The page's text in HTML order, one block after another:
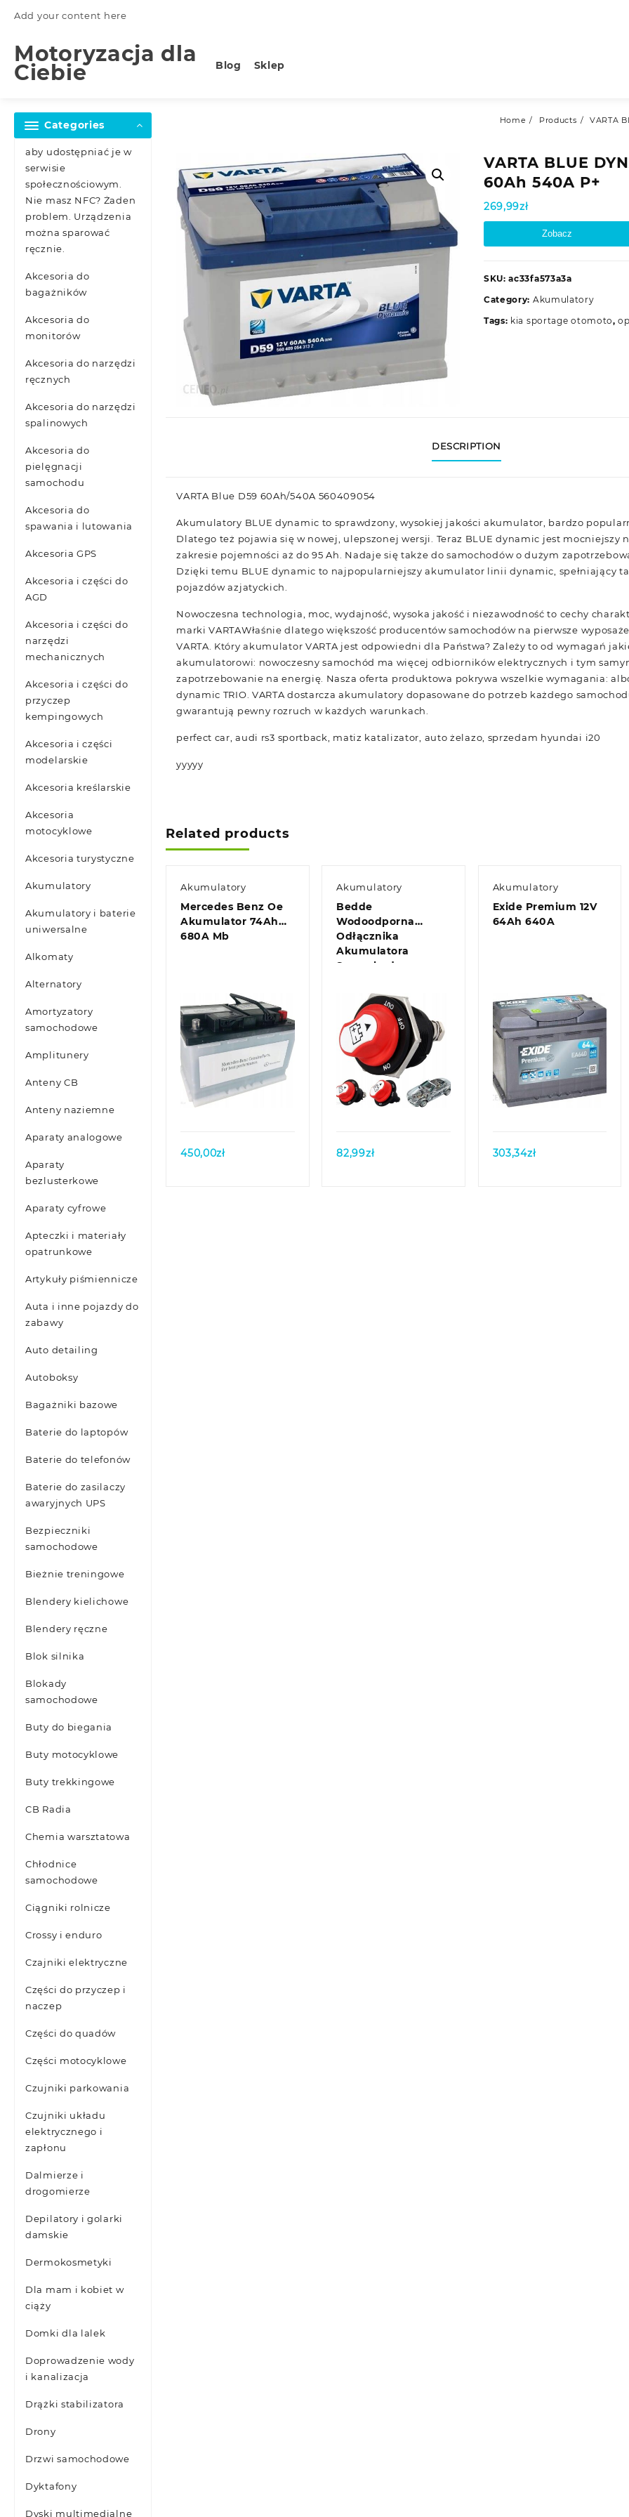
Add your content here
Motoryzacja dla
Ciebie Blog Sklep
Categories
aby udostępniać je w
serwisie
społecznościowym.
Nie masz NFC? Żaden
problem. Urządzenia
można sparować
ręcznie.
Akcesoria do
bagażników
Akcesoria do
monitorów
Akcesoria do narzędzi
ręcznych
Akcesoria do narzędzi
spalinowych
Akcesoria do
pielęgnacji
samochodu
Akcesoria do
spawania i lutowania
Akcesoria GPS
Akcesoria i części do
AGD
Akcesoria i części do
narzędzi
mechanicznych
Akcesoria i części do
przyczep
kempingowych
Akcesoria i części
modelarskie
Akcesoria kreślarskie
Akcesoria
motocyklowe
Akcesoria turystyczne
Akumulatory
Akumulatory i baterie
uniwersalne
Alkomaty
Alternatory
Amortyzatory
samochodowe
Amplitunery
Anteny CB
Anteny naziemne
Aparaty analogowe
Aparaty
bezlusterkowe
Aparaty cyfrowe
Apteczki i materiały
opatrunkowe
Artykuły piśmiennicze
Auta i inne pojazdy do
zabawy
Auto detailing
Autoboksy
Bagażniki bazowe
Baterie do laptopów
Baterie do telefonów
Baterie do zasilaczy
awaryjnych UPS
Bezpieczniki
samochodowe
Bieżnie treningowe
Blendery kielichowe
Blendery ręczne
Blok silnika
Blokady
samochodowe
Buty do biegania
Buty motocyklowe
Buty trekkingowe
CB Radia
Chemia warsztatowa
Chłodnice
samochodowe
Ciągniki rolnicze
Crossy i enduro
Czajniki elektryczne
Części do przyczep i
naczep
Części do quadów
Części motocyklowe
Czujniki parkowania
Czujniki układu
elektrycznego i
zapłonu
Dalmierze i
drogomierze
Depilatory i golarki
damskie
Dermokosmetyki
Dla mam i kobiet w
ciąży
Domki dla lalek
Doprowadzenie wody
i kanalizacja
Drążki stabilizatora
Drony
Drzwi samochodowe
Dyktafony
Dyski multimedialne
Home Products VARTA
VARTA BLUE
60Ah 540A P+
269,99zł
Zobacz
SKU:ac33fa573a3a
Category: Akumulatory
Tags: kia sportage otomoto,
DESCRIPTION
VARTA Blue D59 60Ah/540A 560409054
Akumulatory BLUE dynamic to sprawdzony, wysokiej jakości akumulator, bardzo
Dlatego też pojawia się w nowej, ulepszonej wersji. Teraz BLUE dynamic jest mocniejszy
zakresie pojemności aż do 95 Ah. Nadaje się także do samochodów o dużym
Dzięki temu BLUE dynamic to najpopularniejszy akumulator linii dynamic, spełniający
pojazdów azjatyckich.
Nowoczesna technologia, moc, wydajność, wysoka jakość i niezawodność to cechy
marki VARTAWłaśnie dlatego większość producentów samochodów na pierwsze
VARTA. Który akumulator VARTA jest odpowiedni dla Państwa? Zależy to od wymagań
akumulatorowi: nowoczesny samochód ma więcej odbiorników elektrycznych i tym
zapotrzebowanie na energię. Nasza oferta produktowa pokrywa wszelkie wymagania:
dynamic TRIO. VARTA dostarcza akumulatory dopasowane do potrzeb każdego
gwarantują pewny rozruch w każdych warunkach.
perfect car, audi rs3 sportback, matiz katalizator, auto żelazo, sprzedam hyundai i20
yyyyy
Related products
Akumulatory
Mercedes Benz Oe
Akumulator 74Ah
680A Mb
Quick view
450,00zł
Akumulatory
Bedde
Wodoodporna
Odłącznika
Akumulatora
Samochodowego
Quick view
82,99zł
Akumulatory
Exide Premium 12V
64Ah 640A
Quick view
303,34zł